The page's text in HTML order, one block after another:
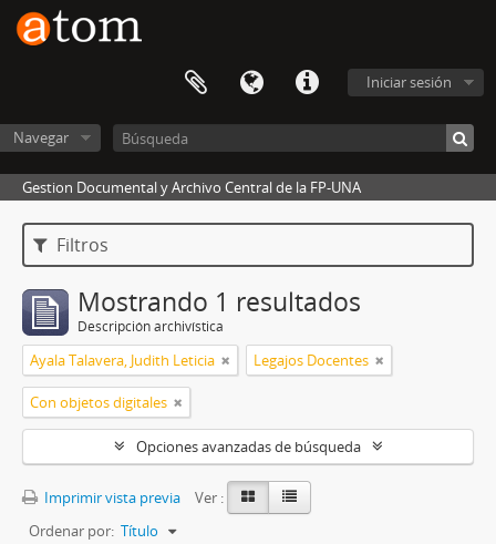
Iniciar sesión
Navegar
Gestion Documental y Archivo Central de la FP-UNA
Filtros
Mostrando 1 resultados
Descripción archivística
Ayala Talavera, Judith Leticia Legajos Docentes
Con objetos digitales
Opciones avanzadas de búsqueda
Imprimir vista previa
Ver :
Ordenar por: Título